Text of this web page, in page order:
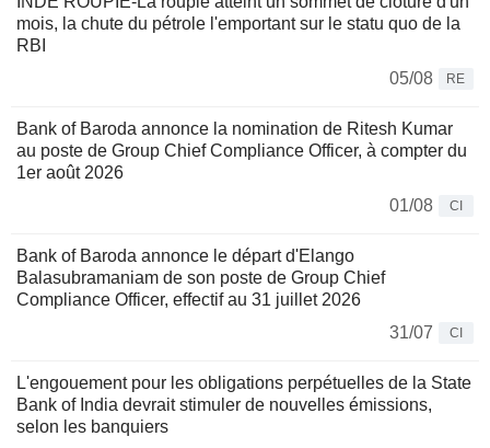
mois, la chute du pétrole l'emportant sur le statu quo de la
RBI
05/08
RE
Bank of Baroda annonce la nomination de Ritesh Kumar
au poste de Group Chief Compliance Officer, à compter du
1er août 2026
01/08
CI
Bank of Baroda annonce le départ d'Elango
Balasubramaniam de son poste de Group Chief
Compliance Officer, effectif au 31 juillet 2026
31/07
CI
L'engouement pour les obligations perpétuelles de la State
Bank of India devrait stimuler de nouvelles émissions,
selon les banquiers